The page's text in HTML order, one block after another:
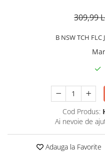
309,99
B NSW TCH FLC
Cod Produs:
Ai nevoie de
Adauga la Favorite